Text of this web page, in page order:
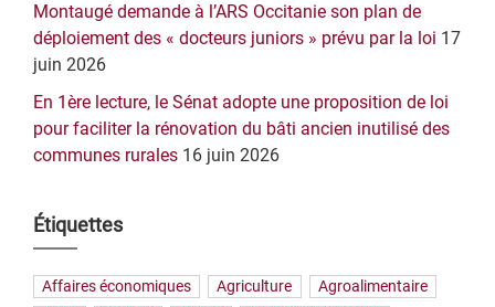
Montaugé demande à l’ARS Occitanie son plan de
déploiement des « docteurs juniors » prévu par la loi 17
juin 2026
En 1ère lecture, le Sénat adopte une proposition de loi
pour faciliter la rénovation du bâti ancien inutilisé des
communes rurales 16 juin 2026
Étiquettes
Affaires économiques Agriculture
Agroalimentaire